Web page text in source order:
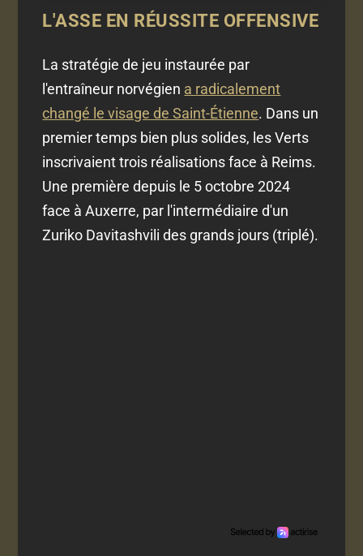
L'ASSE EN RÉUSSITE OFFENSIVE
La stratégie de jeu instaurée par
l'entraîneur norvégien a radicalement
changé le visage de Saint-Étienne. Dans un
premier temps bien plus solides, les Verts
inscrivaient trois réalisations face à Reims.
Une première depuis le 5 octobre 2024
face à Auxerre, par l'intermédiaire d'un
Zuriko Davitashvili des grands jours (triplé).